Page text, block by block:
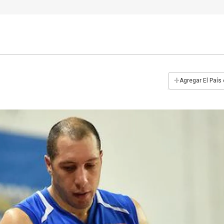
+Agregar El País